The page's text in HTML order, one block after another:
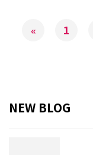
« 1
NEW BLOG